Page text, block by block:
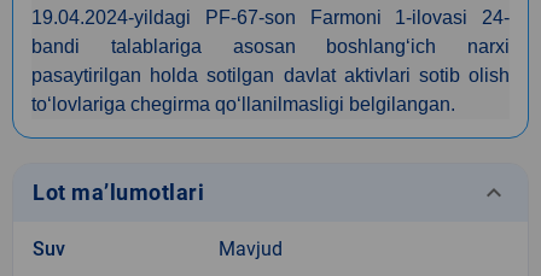
19.04.2024-yildagi PF-67-son Farmoni 1-ilovasi 24-
bandi talablariga asosan boshlang‘ich narxi
pasaytirilgan holda sotilgan davlat aktivlari sotib olish
to‘lovlariga chegirma qo‘llanilmasligi belgilangan.
Lot ma’lumotlari keyboard_arrow_down
Suv Mavjud